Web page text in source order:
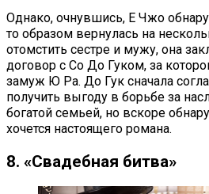
Однако, очнувшись, Е Чжо
то образом вернулась на
отомстить сестре и мужу, она
договор с Со До Гуком, за
замуж Ю Ра. До Гук сначала
получить выгоду в борьбе за
богатой семьей, но вскоре
хочется настоящего романа.
8. «Свадебная битва»